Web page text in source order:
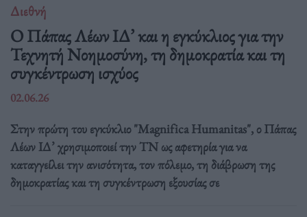
Διεθνή
Ο Πάπας Λέων ΙΔ’ και η εγκύκλιος για την
Τεχνητή Νοημοσύνη, τη δημοκρατία και τη
συγκέντρωση ισχύος
02.06.26
Στην πρώτη του εγκύκλιο "Magnifica Humanitas", ο Πάπας
Λέων ΙΔ’ χρησιμοποιεί την ΤΝ ως αφετηρία για να
καταγγείλει την ανισότητα, τον πόλεμο, τη διάβρωση της
δημοκρατίας και τη συγκέντρωση εξουσίας σε